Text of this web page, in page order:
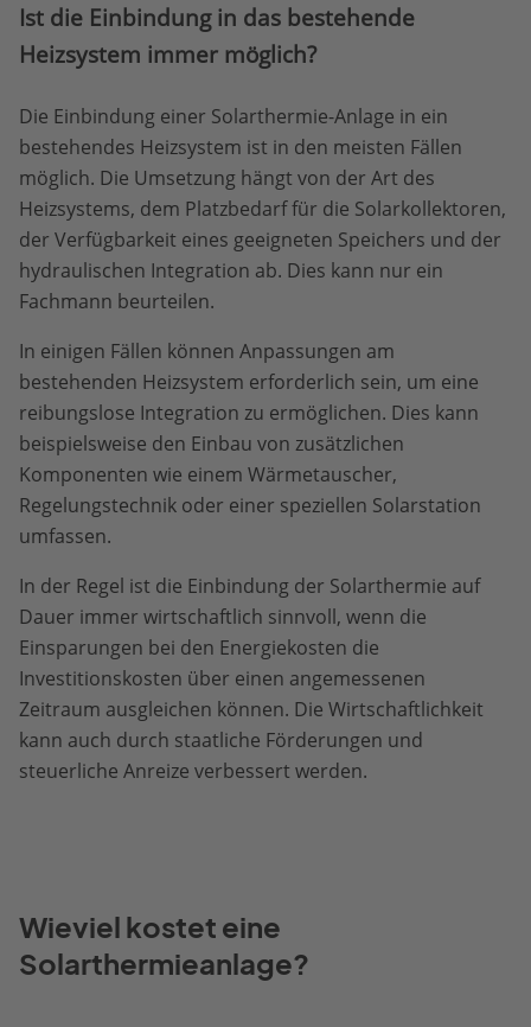
Ist die Einbindung in das bestehende
Heizsystem immer möglich?
Die Einbindung einer Solarthermie-Anlage in ein
bestehendes Heizsystem ist in den meisten Fällen
möglich. Die Umsetzung hängt von der Art des
Heizsystems, dem Platzbedarf für die Solarkollektoren,
der Verfügbarkeit eines geeigneten Speichers und der
hydraulischen Integration ab. Dies kann nur ein
Fachmann beurteilen.
In einigen Fällen können Anpassungen am
bestehenden Heizsystem erforderlich sein, um eine
reibungslose Integration zu ermöglichen. Dies kann
beispielsweise den Einbau von zusätzlichen
Komponenten wie einem Wärmetauscher,
Regelungstechnik oder einer speziellen Solarstation
umfassen.
In der Regel ist die Einbindung der Solarthermie auf
Dauer immer wirtschaftlich sinnvoll, wenn die
Einsparungen bei den Energiekosten die
Investitionskosten über einen angemessenen
Zeitraum ausgleichen können. Die Wirtschaftlichkeit
kann auch durch staatliche Förderungen und
steuerliche Anreize verbessert werden.
Wieviel kostet eine
Solarthermieanlage?